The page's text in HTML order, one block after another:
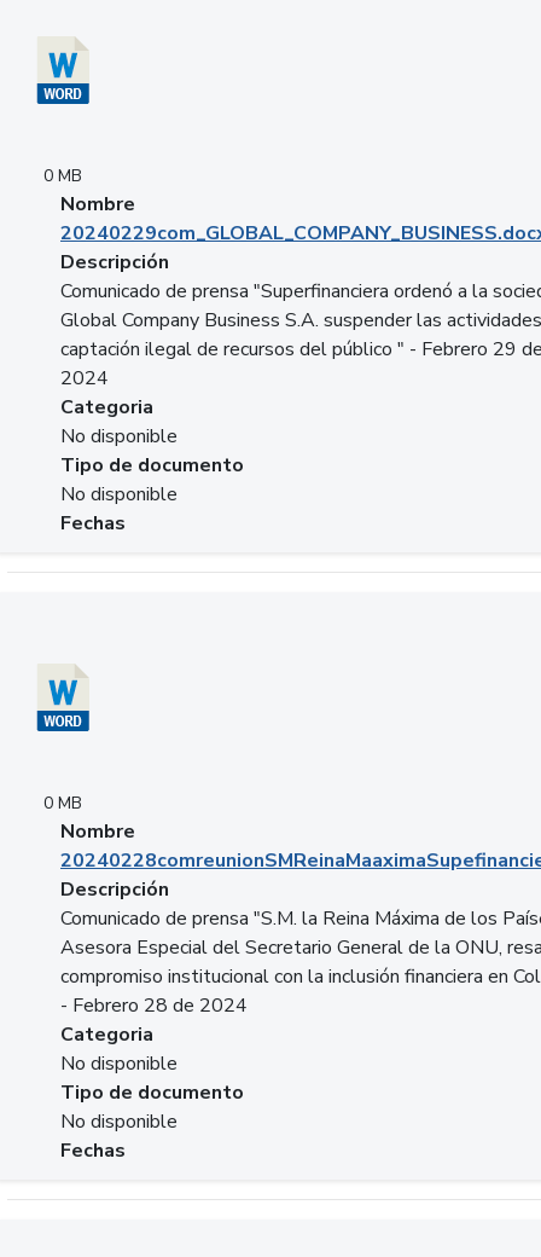
0 MB
Nombre
Descripción
Comunicado de prensa "Superfinanciera ordenó a la
Global Company Business S.A. suspender las
captación ilegal de recursos del público " - Febrero 29
2024
Categoria
No disponible
Tipo de documento
No disponible
Fechas
0 MB
Nombre
Descripción
Comunicado de prensa "S.M. la Reina Máxima de los
Asesora Especial del Secretario General de la ONU,
compromiso institucional con la inclusión financiera en
- Febrero 28 de 2024
Categoria
No disponible
Tipo de documento
No disponible
Fechas